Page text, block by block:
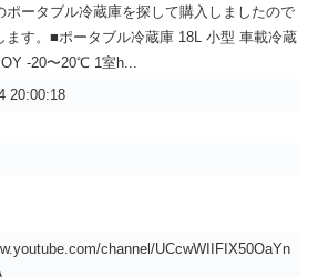
ポータブル冷蔵庫を探して購入しましたので
ます。■ポータブル冷蔵庫 18L 小型 車載冷蔵
-20〜20℃ 1室h...
20:00:18
channel/UCcwWIIFIX50OaYn